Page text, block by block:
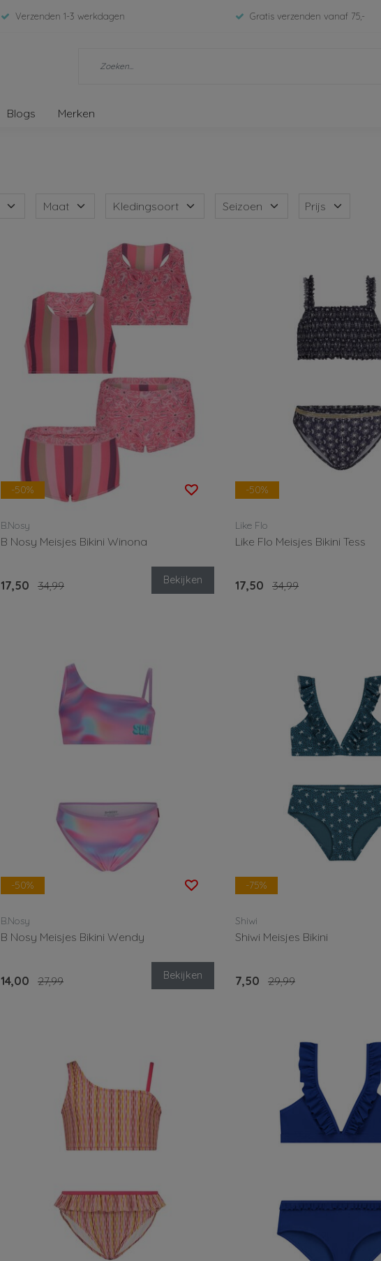
Verzenden 1-3 werkdagen Gratis verzenden vanaf 75,-
Blogs Merken
Maat Kledingsoort Seizoen Prijs
-50%
B.Nosy
B Nosy Meisjes Bikini Winona
17,50 34,99 Bekijken
-50%
Like Flo
Like Flo Meisjes Bikini Tess
17,50 34,99
-50%
B.Nosy
B Nosy Meisjes Bikini Wendy
14,00 27,99 Bekijken
-75%
Shiwi
Shiwi Meisjes Bikini
7,50 29,99